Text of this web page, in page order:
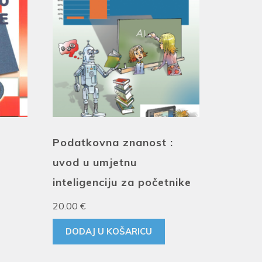
Podatkovna znanost :
uvod u umjetnu
inteligenciju za početnike
20.00€
DODAJ U KOŠARICU